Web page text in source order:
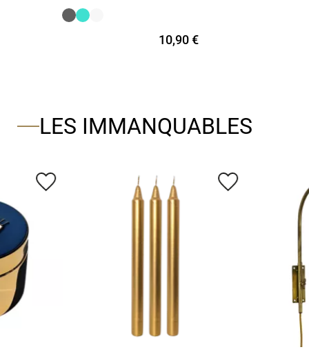
10,90 €
LES IMMANQUABLES
favorite_border favorite_border